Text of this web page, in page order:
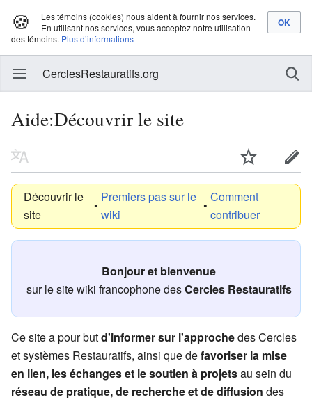
🍪
Les témoins (cookies) nous aident à fournir nos services.
En utilisant nos services, vous acceptez notre utilisation
des témoins. Plus d’informations
CerclesRestauratifs.org
Aide:Découvrir le site
Découvrir le
site
•
Premiers pas sur le
wiki
•
Comment
contribuer
Bonjour et bienvenue
sur le site wiki francophone desCercles Restauratifs
Ce site a pour butd'informer sur l'approchedes Cercles
et systèmes Restauratifs, ainsi que defavoriser la mise
en lien, les échanges et le soutien à projetsau sein du
réseau de pratique, de recherche et de diffusion des